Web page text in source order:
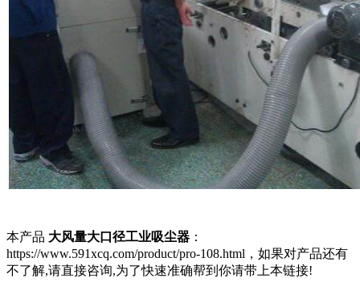
本产品 大风量大口径工业吸尘器 ：
https://www.591xcq.com/product/pro-108.html，如果对产品还有
不了解,请直接咨询,为了快速准确帮到你请带上本链接!